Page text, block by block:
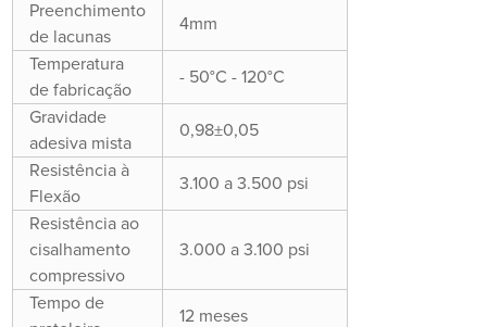
Preenchimento
de lacunas
4mm
Temperatura
de fabricação
- 50°C - 120°C
Gravidade
adesiva mista
0,98±0,05
Resistência à
Flexão
3.100 a 3.500 psi
Resistência ao
cisalhamento
compressivo
3.000 a 3.100 psi
Tempo de
12 meses